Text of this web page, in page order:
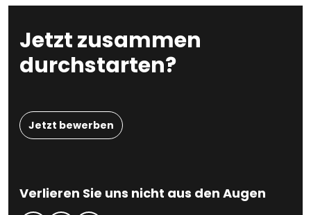
Jetzt zusammen
durchstarten?
Jetzt bewerben
Verlieren Sie uns nicht aus den Augen